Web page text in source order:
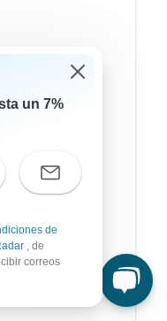
un 7%
de
, de
correos